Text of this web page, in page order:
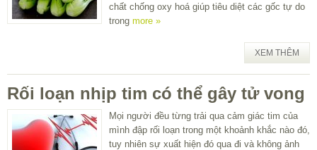
chất chống oxy hoá giúp tiêu diệt các gốc tự do
trong more »
XEM THÊM
Rối loạn nhịp tim có thể gây tử vong
Mọi người đều từng trải qua cảm giác tim của
mình đập rối loạn trong một khoảnh khắc nào đó,
tuy nhiên sự xuất hiện đó qua đi và không ảnh